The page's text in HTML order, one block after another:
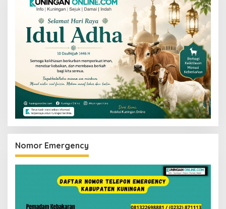
Nomor Emergency